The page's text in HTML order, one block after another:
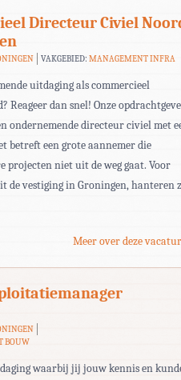
Directeur Civiel
VAKGEBIED:MANAGEMENT INFRA
uitdaging als commercieel
dan snel! Onze
ondernemende directeur civiel met
betreft een grote aannemer die
niet uit de weg gaat. Voor
de vestiging in Groningen, hanteren
Meer over deze
BOUW
waarbij jij jouw kennis en